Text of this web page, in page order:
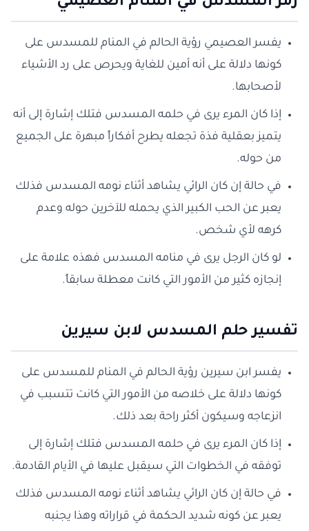
يفسر العصيمي رؤية الحالم في المنام للمسدس على
كونها دلالة على أنه أمين للغاية ويحرص على رد الأشياء
لأصحابها.
إذا كان المرء يرى في حلمه المسدس فتلك إشارة إلى أنه
يتميز بعقلية فذة تجعله يطرح أفكاراً مبهرة على الجميع
من حوله.
في حالة إن كان الرائي يشاهد أثناء نومه المسدس فذلك
يعبر عن الحب الكبير الذي يحمله للآخرين حوله وعدم
كرهه لأي شخص.
لو كان الرجل يرى في منامه المسدس فهذه علامة على
إنجازه كثير من الأمور التي كانت معطلة سابقاً.
تفسير حلم المسدس لابن سيرين
يفسر ابن سيرين رؤية الحالم في المنام للمسدس على
كونها دلالة على خلاصه من الأمور التي كانت تتسبب في
انزعاجه وسيكون أكثر راحة بعد ذلك.
إذا كان المرء يرى في حلمه المسدس فتلك إشارة إلى
توفقه في الخطوات التي سيقبل عليها في الأيام القادمة.
في حالة إن كان الرائي يشاهد أثناء نومه المسدس فذلك
يعبر عن كونه شديد الحكمة في قراراته وهذا يجنبه